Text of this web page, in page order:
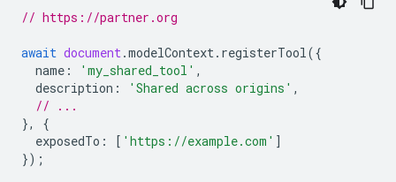
// https://partner.org
await document.modelContext. registerTool({
name : 'my_shared_tool' ,
description : 'Shared across origins' ,
// ...
},
{
exposedTo : [ 'https://example.com' ]
});